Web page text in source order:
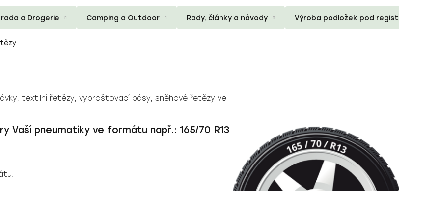
a Drogerie Camping a Outdoor Rady, články a návody Výroba podložek pod registrační
textilní řetězy, vyprošťovací pásy, sněhové řetězy ve
Vaší pneumatiky ve formátu např.: 165/70 R13